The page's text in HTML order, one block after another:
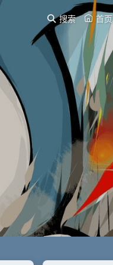
搜索 首页